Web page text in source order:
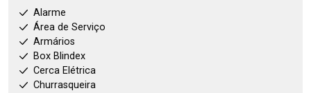
Alarme
Área de Serviço
Armários
Box Blindex
Cerca Elétrica
Churrasqueira